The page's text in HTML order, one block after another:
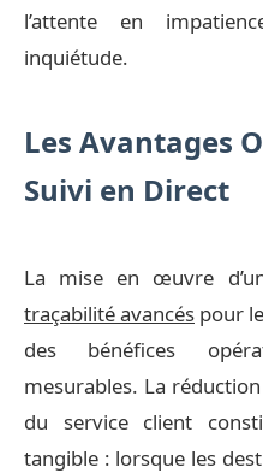
l’attente en
inquiétude.
Les Avantages
Suivi en Direct
La mise en œuvre
traçabilité avancés pour
des bénéfices
mesurables. La
du service client
tangible : lorsque les